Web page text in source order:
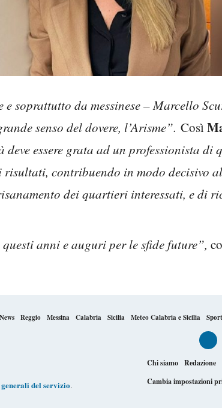
soprattutto da messinese – Marcello
senso del dovere, l’Arisme”. Così
deve essere grata ad un professionista di
contribuendo in modo decisivo
dei quartieri interessati, e di
anni e auguri per le sfide future”,
News Reggio Messina Calabria Sicilia Meteo Calabria e Sicilia Sport
del servizio.
Chi siamo Redazione
Cambia impostazioni